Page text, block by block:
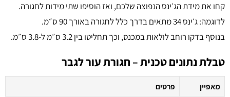
קחו את מידת הג׳ינס הנפוצה שלכם, ואז הוסיפו שתי מידות לחגורה.
לדוגמה: ג׳ינס 34 מתאים בדרך כלל לחגורה באורך 90 ס״מ.
בנוסף בדקו רוחב לולאות במכנס, וכך תחליטו בין 3.2 ס״מ ל-3.8 ס״מ.
טבלת נתונים טכנית – חגורת עור לגבר
מאפיין
פרטים